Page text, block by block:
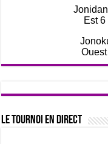
Est 6
Le tournoi en direct